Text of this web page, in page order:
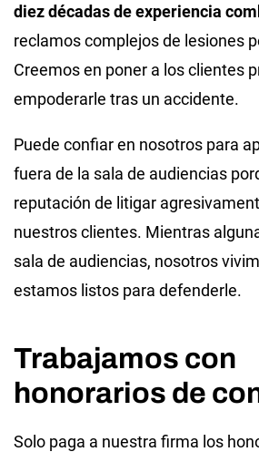
diez décadas de experiencia
reclamos complejos de lesiones
Creemos en poner a los clientes
empoderarle tras un accidente.
Puede confiar en nosotros para
fuera de la sala de audiencias
reputación de litigar
nuestros clientes. Mientras
sala de audiencias, nosotros
estamos listos para defenderle.
Trabajamos con
honorarios de
Solo paga a nuestra firma los